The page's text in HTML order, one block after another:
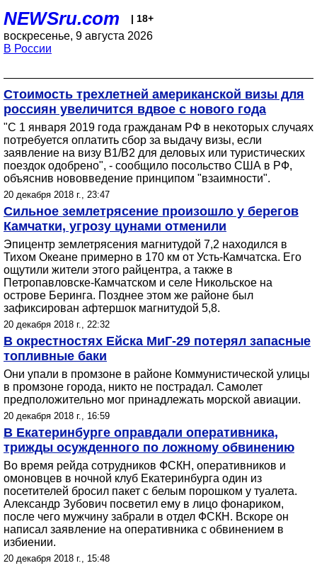
NEWSru.com | 18+
воскресенье, 9 августа 2026
В России
Стоимость трехлетней американской визы для
россиян увеличится вдвое с нового года
"С 1 января 2019 года гражданам РФ в некоторых случаях
потребуется оплатить сбор за выдачу визы, если
заявление на визу B1/B2 для деловых или туристических
поездок одобрено", - сообщило посольство США в РФ,
объяснив нововведение принципом "взаимности".
20 декабря 2018 г., 23:47
Сильное землетрясение произошло у берегов
Камчатки, угрозу цунами отменили
Эпицентр землетрясения магнитудой 7,2 находился в
Тихом Океане примерно в 170 км от Усть-Камчатска. Его
ощутили жители этого райцентра, а также в
Петропавловске-Камчатском и селе Никольское на
острове Беринга. Позднее этом же районе был
зафиксирован афтершок магнитудой 5,8.
20 декабря 2018 г., 22:32
В окрестностях Ейска МиГ-29 потерял запасные
топливные баки
Они упали в промзоне в районе Коммунистической улицы
в промзоне города, никто не пострадал. Самолет
предположительно мог принадлежать морской авиации.
20 декабря 2018 г., 16:59
В Екатеринбурге оправдали оперативника,
трижды осужденного по ложному обвинению
Во время рейда сотрудников ФСКН, оперативников и
омоновцев в ночной клуб Екатеринбурга один из
посетителей бросил пакет с белым порошком у туалета.
Александр Зубович посветил ему в лицо фонариком,
после чего мужчину забрали в отдел ФСКН. Вскоре он
написал заявление на оперативника с обвинением в
избиении.
20 декабря 2018 г., 15:48